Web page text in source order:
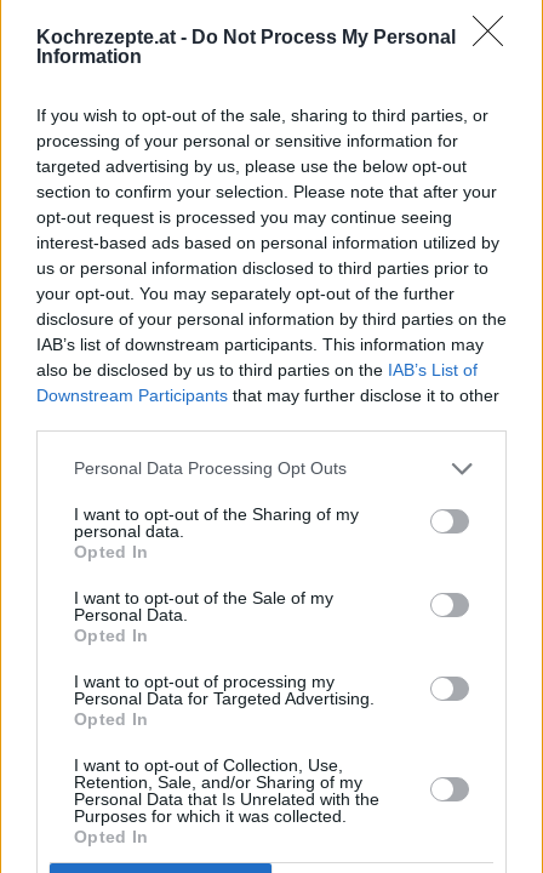
Kochrezepte.at - Do Not Process My Personal
Information
If you wish to opt-out of the sale, sharing to third parties, or
processing of your personal or sensitive information for
targeted advertising by us, please use the below opt-out
section to confirm your selection. Please note that after your
opt-out request is processed you may continue seeing
interest-based ads based on personal information utilized by
us or personal information disclosed to third parties prior to
your opt-out. You may separately opt-out of the further
disclosure of your personal information by third parties on the
IAB’s list of downstream participants. This information may
also be disclosed by us to third parties on the IAB’s List of
Downstream Participants that may further disclose it to other
Personal Data Processing Opt Outs
I want to opt-out of the Sharing of my
personal data.
Opted In
I want to opt-out of the Sale of my
Personal Data.
Opted In
I want to opt-out of processing my
Personal Data for Targeted Advertising.
Opted In
I want to opt-out of Collection, Use,
Retention, Sale, and/or Sharing of my
Personal Data that Is Unrelated with the
Purposes for which it was collected.
Opted In
Vegetarische
Rezepte/ Nachspeisen Rezepte
Ähnliche Rezepte
Obsttorte
Mittel
Himbeertorte für Ostern
Apfelweintorte mit Sahne
Leicht
Bananencremetorte
Leicht
Cassata
Bunte Obsttorte